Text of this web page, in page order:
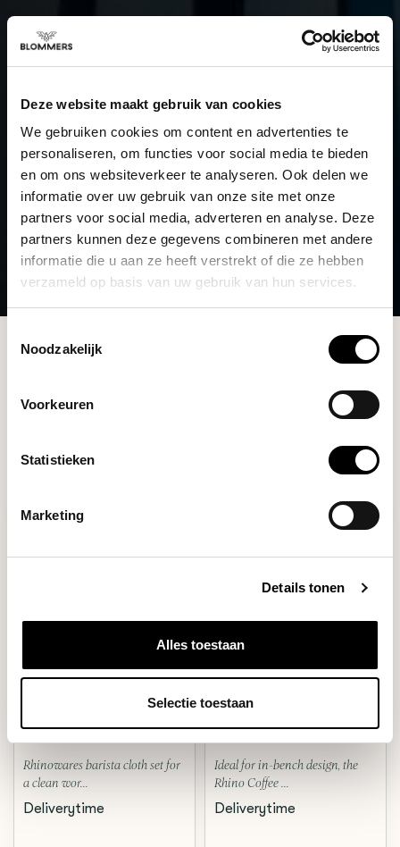
Deze website maakt gebruik van cookies
We gebruiken cookies om content en advertenties te
personaliseren, om functies voor social media te bieden
en om ons websiteverkeer te analyseren. Ook delen we
informatie over uw gebruik van onze site met onze
partners voor social media, adverteren en analyse. Deze
partners kunnen deze gegevens combineren met andere
informatie die u aan ze heeft verstrekt of die ze hebben
verzameld op basis van uw gebruik van hun services.
Noodzakelijk
Voorkeuren
Statistieken
Marketing
Details tonen
Alles toestaan
Selectie toestaan
Rhinowares barista cloth set for
a clean wor...
Deliverytime
ROUND KNOCK CHUTE
Ideal for in-bench design, the
Rhino Coffee ...
Deliverytime